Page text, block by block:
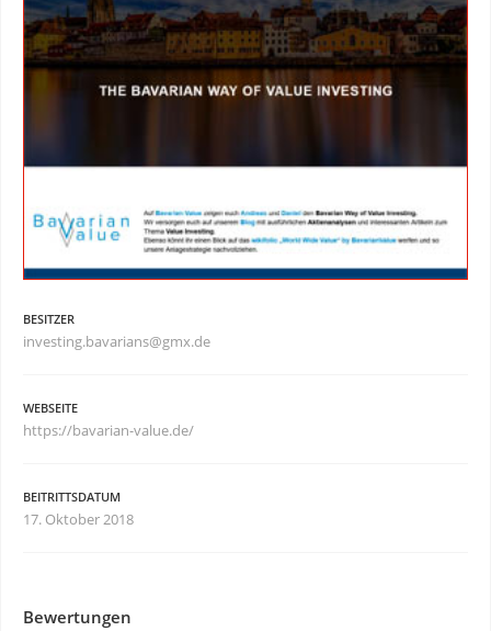
BESITZER
investing.bavarians@gmx.de
WEBSEITE
https://bavarian-value.de/
BEITRITTSDATUM
17. Oktober 2018
Bewertungen